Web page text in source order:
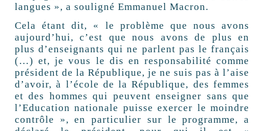
langues », a souligné Emmanuel Macron.
Cela étant dit, « le problème que nous avons
aujourd’hui, c’est que nous avons de plus en
plus d’enseignants qui ne parlent pas le français
(…) et, je vous le dis en responsabilité comme
président de la République, je ne suis pas à l’aise
d’avoir, à l’école de la République, des femmes
et des hommes qui peuvent enseigner sans que
l’Education nationale puisse exercer le moindre
contrôle », en particulier sur le programme, a